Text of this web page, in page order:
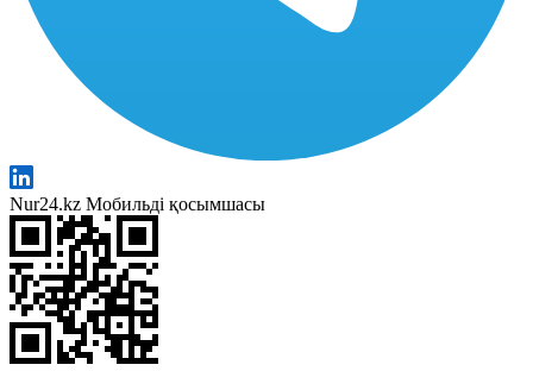
Nur24.kz Мобильді қосымшасы